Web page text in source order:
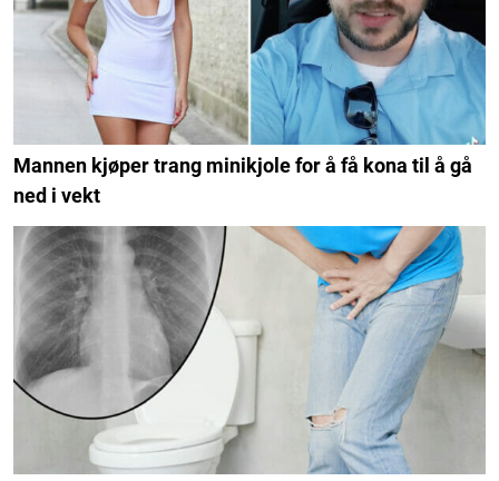
Mannen kjøper trang minikjole for å få kona til å gå
ned i vekt